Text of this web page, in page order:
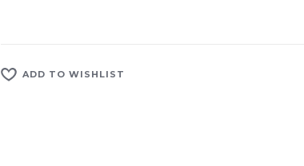
ADD TO WISHLIST